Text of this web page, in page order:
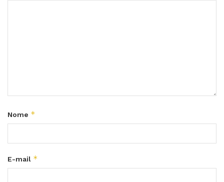
Nome *
E-mail *